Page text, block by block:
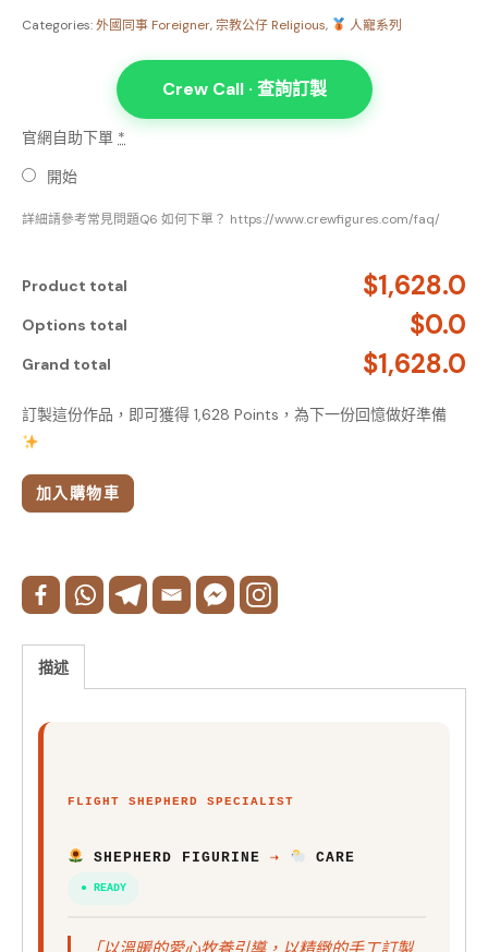
Categories:外國同事 Foreigner,宗教公仔 Religious, 人寵系列
Crew Call · 查詢訂製
官網自助下單 *
開始
詳細請參考常見問題Q6 如何下單？ https://www.crewfigures.com/faq/
Product total $1,628.0
Options total $0.0
Grand total $1,628.0
訂製這份作品，即可獲得 1,628 Points，為下一份回憶做好準備
加入購物車
描述
FLIGHT SHEPHERD SPECIALIST
SHEPHERD FIGURINE ⇢ CARE
● READY